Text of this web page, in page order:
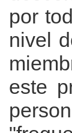
por
nivel
este